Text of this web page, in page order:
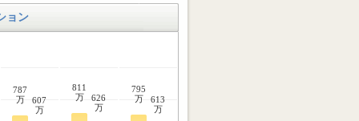
ョン
787
万
607
万
811
万
626
万
795
万
613
万